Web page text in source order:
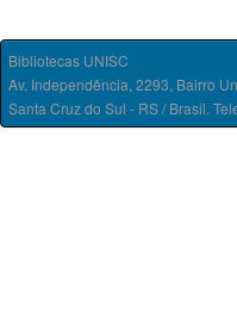
Bibliotecas UNISC
Av. Independência, 2293, Bairro
Santa Cruz do Sul - RS / Brasil.